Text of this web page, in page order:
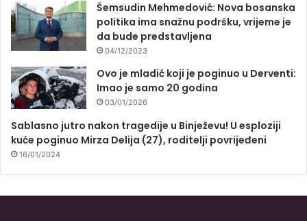
Šemsudin Mehmedović: Nova bosanska
politika ima snažnu podršku, vrijeme je
da bude predstavljena
04/12/2023
Ovo je mladić koji je poginuo u Derventi:
Imao je samo 20 godina
03/01/2026
Sablasno jutro nakon tragedije u Binježevu! U esploziji
kuće poginuo Mirza Delija (27), roditelji povrijeđeni
16/01/2024